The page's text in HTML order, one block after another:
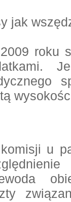
jak
roku
u